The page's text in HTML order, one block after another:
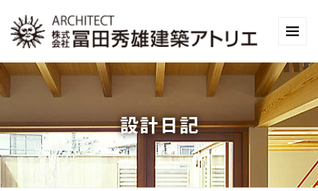
設計日記